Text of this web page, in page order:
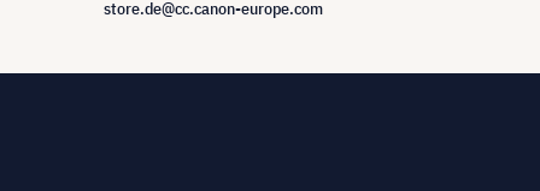
store.de@cc.canon-europe.com